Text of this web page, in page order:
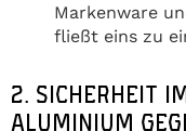
Markenware
fließt eins zu
2. SICHERHEIT
ALUMINIUM